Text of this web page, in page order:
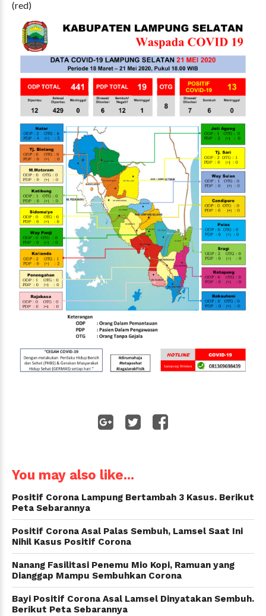
(red)
You may also like...
Positif Corona Lampung Bertambah 3 Kasus. Berikut
Peta Sebarannya
Positif Corona Asal Palas Sembuh, Lamsel Saat Ini
Nihil Kasus Positif Corona
Nanang Fasilitasi Penemu Mio Kopi, Ramuan yang
Dianggap Mampu Sembuhkan Corona
Bayi Positif Corona Asal Lamsel Dinyatakan Sembuh.
Berikut Peta Sebarannya